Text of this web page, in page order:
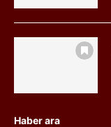
Haber ara